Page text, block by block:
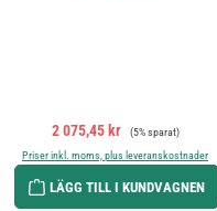
Försäljningspris:
2 075,45 kr Ordinarie pris:
(5% sparat)
Priser inkl. moms, plus leveranskostnader
LÄGG TILL I KUNDVAGNEN